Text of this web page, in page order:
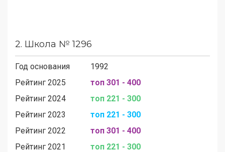
2. Школа № 1296
Год основания
1992
Рейтинг 2025
топ 301 - 400
Рейтинг 2024
топ 221 - 300
Рейтинг 2023
топ 221 - 300
Рейтинг 2022
топ 301 - 400
Рейтинг 2021
топ 221 - 300